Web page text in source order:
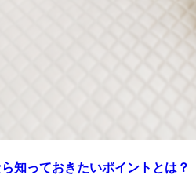
知っておきたいポイントとは？